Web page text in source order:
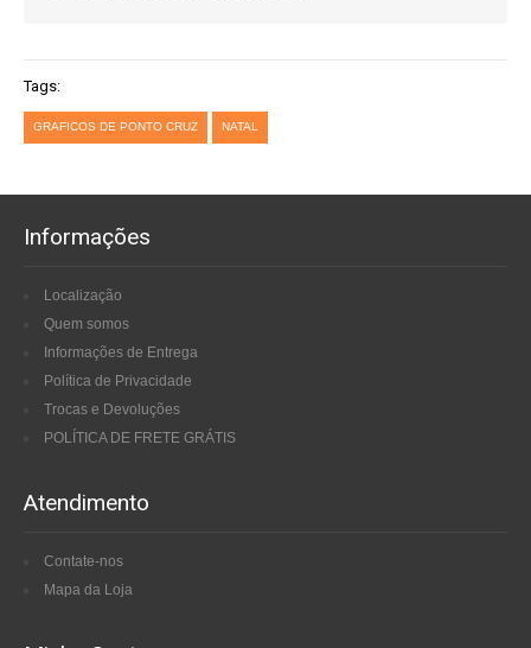
Tags:
GRAFICOS DE PONTO CRUZ NATAL
Informações
Localização
Quem somos
Informações de Entrega
Política de Privacidade
Trocas e Devoluções
POLÍTICA DE FRETE GRÁTIS
Atendimento
Contate-nos
Mapa da Loja